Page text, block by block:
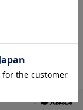
けをお約束できる
やその他諸事情に